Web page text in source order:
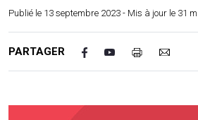
Publié le 13 septembre 2023 - Mis à jour le 31
PARTAGER